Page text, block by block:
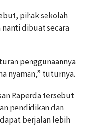
pihak sekolah
nanti dibuat secara
penggunaannya
nyaman,” tuturnya.
Raperda tersebut
pendidikan dan
berjalan lebih